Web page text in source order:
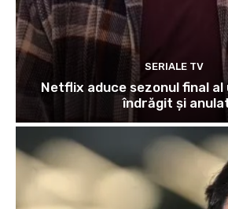
SERIALE TV
Netflix aduce sezonul final al
îndrăgit și